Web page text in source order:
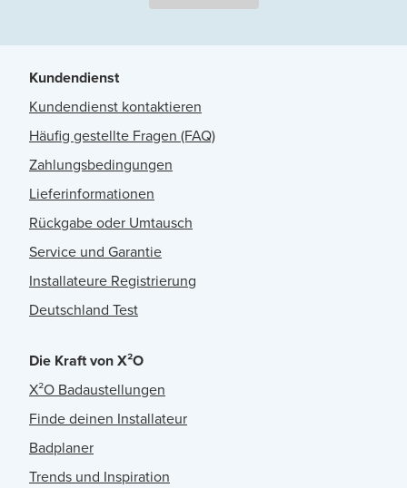
Kundendienst
Kundendienst kontaktieren
Häufig gestellte Fragen (FAQ)
Zahlungsbedingungen
Lieferinformationen
Rückgabe oder Umtausch
Service und Garantie
Installateure Registrierung
Deutschland Test
Die Kraft von X²O
X²O Badaustellungen
Finde deinen Installateur
Badplaner
Trends und Inspiration